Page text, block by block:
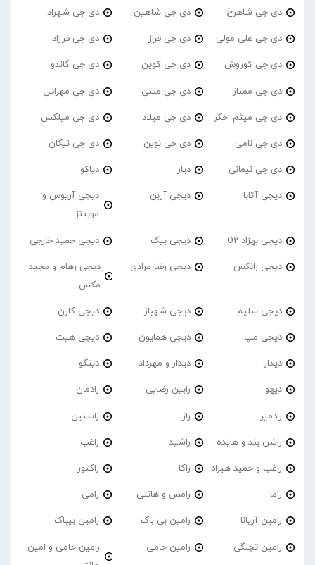
دی جی شاهرخ دی جی شاهین دی جی شهراد
دی جی علی مولی دی جی فراز دی جی فرزاد
دی جی کوروش دی جی کوین دی جی گاندو
دی جی ممتاز دی جی منتی دی جی مهراس
دی جی میثم اخگر دی جی میلاد دی جی میلکس
دی جی نامی دی جی نوین دی جی نیکان
دی جی نیمانی دیار دیاکو
دیجی آتابا دیجی آربن
دیجی آریوس و
موبیتز
دیجی بهزاد O2 دیجی بیک دیجی حمید خارجی
دیجی رانکس دیجی رضا مرادی
دیجی رهام و مجید
مکس
دیجی سلیم دیجی شهباز دیجی کارن
دیجی مپ دیجی همایون دیجی هیت
دیدار دیدار و مهرداد دینگو
دیهو رابین رضایی رادمان
رادمیر راز راستین
راشن بند و هایده راشید راغب
راغب و حمید هیراد راکا راکتور
راما رامس و هانتی رامی
رامین آریانا رامین بی باک رامین بیباک
رامین تجنگی رامین حامی
رامین حامی و امین